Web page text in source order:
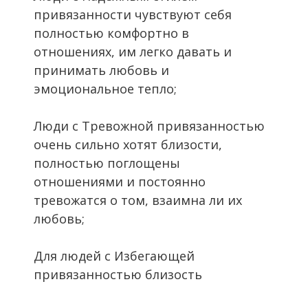
привязанности чувствуют себя
полностью комфортно в
отношениях, им легко давать и
принимать любовь и
эмоциональное тепло;
Люди с Тревожной привязанностью
очень сильно хотят близости,
полностью поглощены
отношениями и постоянно
тревожатся о том, взаимна ли их
любовь;
Для людей с Избегающей
привязанностью близость